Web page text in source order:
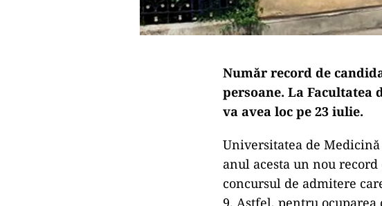
Număr record de
persoane. La Facultatea
va avea loc pe 23 iulie.
Universitatea de
anul acesta un nou
concursul de admitere
9. Astfel, pentru ocuparea